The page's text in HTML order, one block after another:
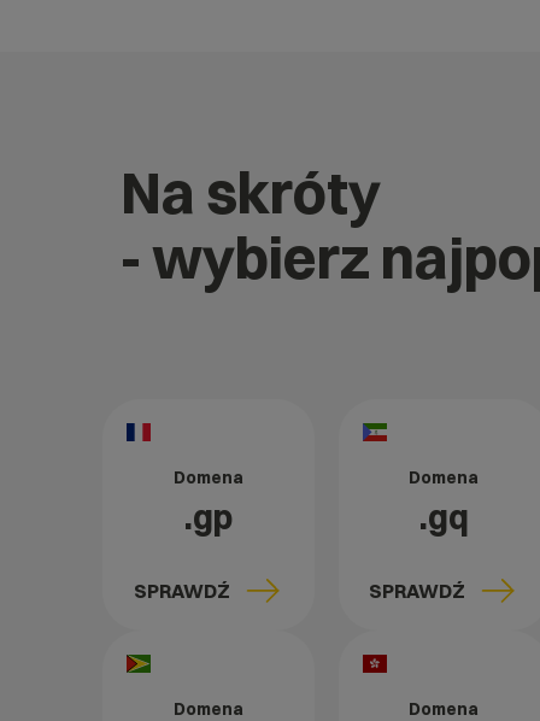
Na skróty
- wybierz
Domena
.gp
SPRAWDŹ
Domena
.gq
SPRAWDŹ
Domena Domena